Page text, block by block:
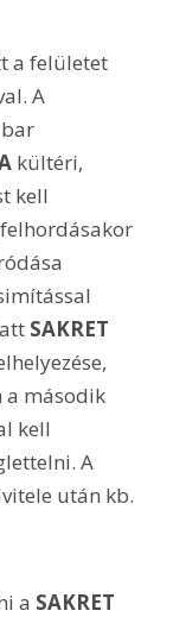
a felületet
A
kültéri,
kell
SAKRET
a második
kell
A
után kb.
a SAKRET